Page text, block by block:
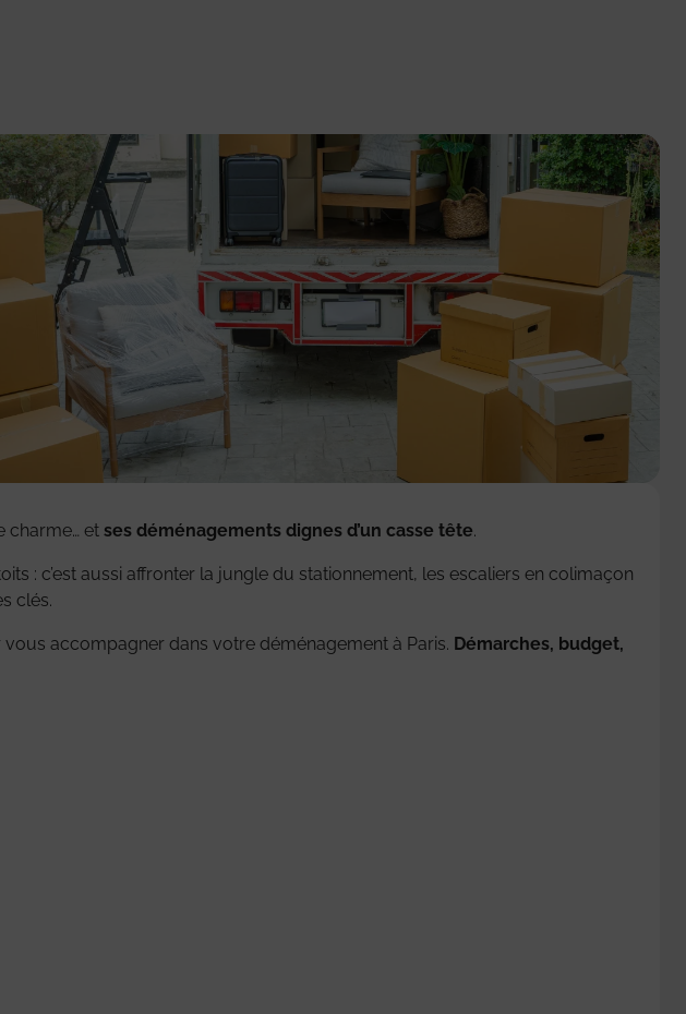
charme… et ses déménagements dignes d’un casse tête.
: c’est aussi affronter la jungle du stationnement, les escaliers en colimaçon
clés.
accompagner dans votre déménagement à Paris. Démarches, budget,